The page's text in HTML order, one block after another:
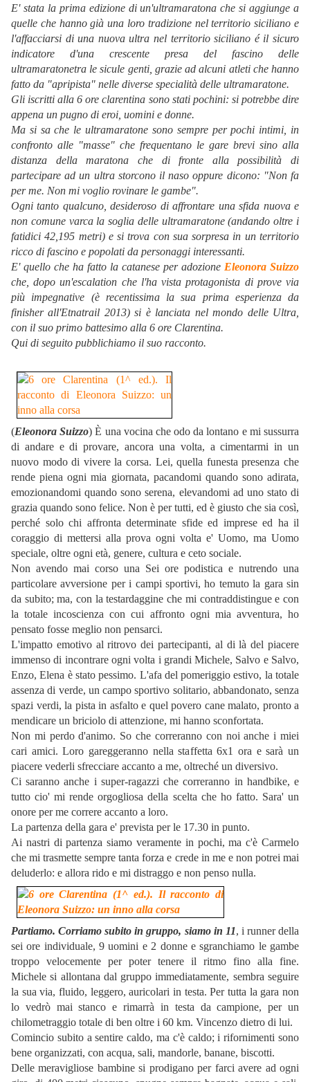
E' stata la prima edizione di un'ultramaratona che si aggiunge a
quelle che hanno già una loro tradizione nel territorio siciliano e
l'affacciarsi di una nuova ultra nel territorio siciliano é il sicuro
indicatore d'una crescente presa del fascino delle
ultramaratonetra le sicule genti, grazie ad alcuni atleti che hanno
fatto da "apripista" nelle diverse specialità delle ultramaratone.
Gli iscritti alla 6 ore clarentina sono stati pochini: si potrebbe dire
appena un pugno di eroi, uomini e donne.
Ma si sa che le ultramaratone sono sempre per pochi intimi, in
confronto alle "masse" che frequentano le gare brevi sino alla
distanza della maratona che di fronte alla possibilità di
partecipare ad un ultra storcono il naso oppure dicono: "Non fa
per me. Non mi voglio rovinare le gambe".
Ogni tanto qualcuno, desideroso di affrontare una sfida nuova e
non comune varca la soglia delle ultramaratone (andando oltre i
fatidici 42,195 metri) e si trova con sua sorpresa in un territorio
ricco di fascino e popolati da personaggi interessanti.
E' quello che ha fatto la catanese per adozione Eleonora Suizzo
che, dopo un'escalation che l'ha vista protagonista di prove via
più impegnative (è recentissima la sua prima esperienza da
finisher all'Etnatrail 2013) si è lanciata nel mondo delle Ultra,
con il suo primo battesimo alla 6 ore Clarentina.
Qui di seguito pubblichiamo il suo racconto.
(Eleonora Suizzo) È una vocina che odo da lontano e mi sussurra
di andare e di provare, ancora una volta, a cimentarmi in un
nuovo modo di vivere la corsa. Lei, quella funesta presenza che
rende piena ogni mia giornata, pacandomi quando sono adirata,
emozionandomi quando sono serena, elevandomi ad uno stato di
grazia quando sono felice. Non è per tutti, ed è giusto che sia così,
perché solo chi affronta determinate sfide ed imprese ed ha il
coraggio di mettersi alla prova ogni volta e' Uomo, ma Uomo
speciale, oltre ogni età, genere, cultura e ceto sociale.
Non avendo mai corso una Sei ore podistica e nutrendo una
particolare avversione per i campi sportivi, ho temuto la gara sin
da subito; ma, con la testardaggine che mi contraddistingue e con
la totale incoscienza con cui affronto ogni mia avventura, ho
pensato fosse meglio non pensarci.
L'impatto emotivo al ritrovo dei partecipanti, al di là del piacere
immenso di incontrare ogni volta i grandi Michele, Salvo e Salvo,
Enzo, Elena è stato pessimo. L'afa del pomeriggio estivo, la totale
assenza di verde, un campo sportivo solitario, abbandonato, senza
spazi verdi, la pista in asfalto e quel povero cane malato, pronto a
mendicare un briciolo di attenzione, mi hanno sconfortata.
Non mi perdo d'animo. So che correranno con noi anche i miei
cari amici. Loro gareggeranno nella staffetta 6x1 ora e sarà un
piacere vederli sfrecciare accanto a me, oltreché un diversivo.
Ci saranno anche i super-ragazzi che correranno in handbike, e
tutto cio' mi rende orgogliosa della scelta che ho fatto. Sara' un
onore per me correre accanto a loro.
La partenza della gara e' prevista per le 17.30 in punto.
Ai nastri di partenza siamo veramente in pochi, ma c'è Carmelo
che mi trasmette sempre tanta forza e crede in me e non potrei mai
deluderlo: e allora rido e mi distraggo e non penso nulla.
Partiamo. Corriamo subito in gruppo, siamo in 11, i runner della
sei ore individuale, 9 uomini e 2 donne e sgranchiamo le gambe
troppo velocemente per poter tenere il ritmo fino alla fine.
Michele si allontana dal gruppo immediatamente, sembra seguire
la sua via, fluido, leggero, auricolari in testa. Per tutta la gara non
lo vedrò mai stanco e rimarrà in testa da campione, per un
chilometraggio totale di ben oltre i 60 km. Vincenzo dietro di lui.
Comincio subito a sentire caldo, ma c'è caldo; i rifornimenti sono
bene organizzati, con acqua, sali, mandorle, banane, biscotti.
Delle meravigliose bambine si prodigano per farci avere ad ogni